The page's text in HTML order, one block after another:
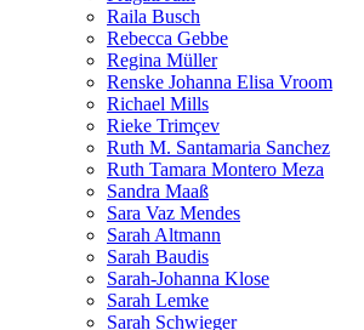
Raila Busch
Rebecca Gebbe
Regina Müller
Renske Johanna Elisa Vroom
Richael Mills
Rieke Trimçev
Ruth M. Santamaria Sanchez
Ruth Tamara Montero Meza
Sandra Maaß
Sara Vaz Mendes
Sarah Altmann
Sarah Baudis
Sarah-Johanna Klose
Sarah Lemke
Sarah Schwieger